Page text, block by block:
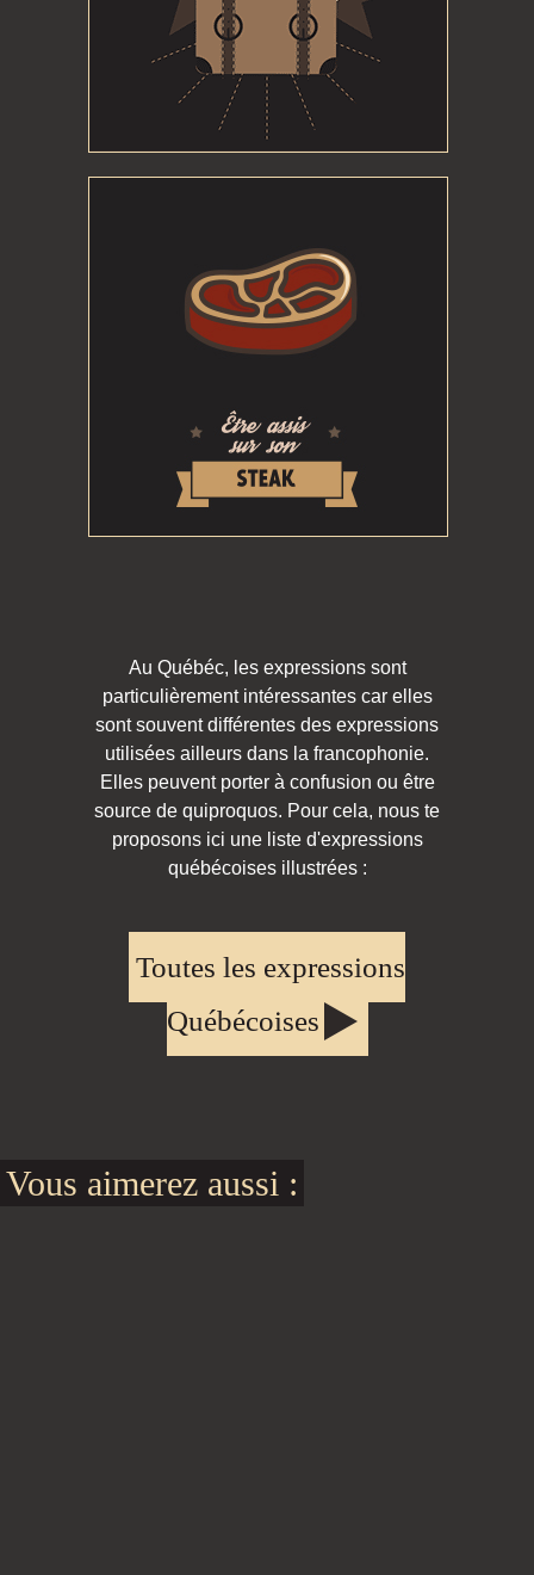
Au Québéc, les expressions sont
particulièrement intéressantes car elles
sont souvent différentes des expressions
utilisées ailleurs dans la francophonie.
Elles peuvent porter à confusion ou être
source de quiproquos. Pour cela, nous te
proposons ici une liste d'expressions
québécoises illustrées :
Toutes les expressions
Québécoises
Vous aimerez aussi :